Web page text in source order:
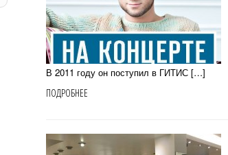
В 2011 году он поступил в ГИТИС […]
ПОДРОБНЕЕ